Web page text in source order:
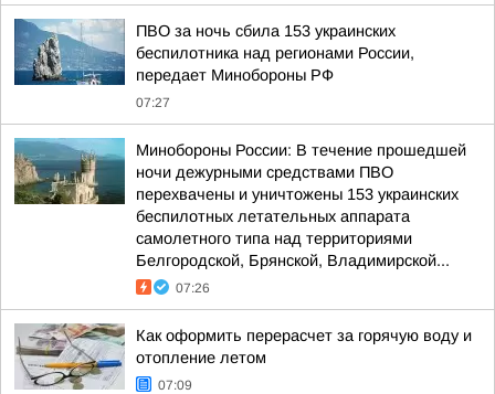
ПВО за ночь сбила 153 украинских
беспилотника над регионами России,
передает Минобороны РФ
07:27
Минобороны России: В течение прошедшей
ночи дежурными средствами ПВО
перехвачены и уничтожены 153 украинских
беспилотных летательных аппарата
самолетного типа над территориями
Белгородской, Брянской, Владимирской...
07:26
Как оформить перерасчет за горячую воду и
отопление летом
07:09